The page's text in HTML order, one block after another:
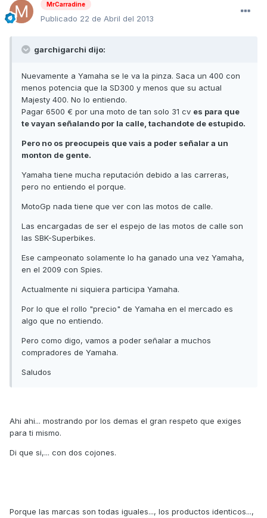
MrCarradine
Publicado 22 de Abril del 2013
garchigarchi dijo:
Nuevamente a Yamaha se le va la pinza. Saca un 400 con
menos potencia que la SD300 y menos que su actual
Majesty 400. No lo entiendo.
Pagar 6500 € por una moto de tan solo 31 cv es para que
te vayan señalando por la calle, tachandote de estupido.
Pero no os preocupeis que vais a poder señalar a un
monton de gente.
Yamaha tiene mucha reputación debido a las carreras,
pero no entiendo el porque.
MotoGp nada tiene que ver con las motos de calle.
Las encargadas de ser el espejo de las motos de calle son
las SBK-Superbikes.
Ese campeonato solamente lo ha ganado una vez Yamaha,
en el 2009 con Spies.
Actualmente ni siquiera participa Yamaha.
Por lo que el rollo "precio" de Yamaha en el mercado es
algo que no entiendo.
Pero como digo, vamos a poder señalar a muchos
compradores de Yamaha.
Saludos
Ahi ahi... mostrando por los demas el gran respeto que exiges
para ti mismo.
Di que si,... con dos cojones.
Porque las marcas son todas iguales..., los productos identicos...,